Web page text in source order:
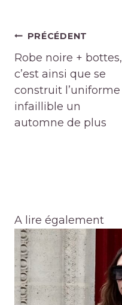
Navigation
de
l’article
PRÉCÉDENT
Robe noire + bottes,
c’est ainsi que se
construit l’uniforme
infaillible un
automne de plus
A lire également